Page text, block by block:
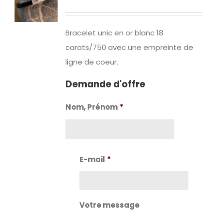
Bracelet unic en or blanc 18
carats/750 avec une empreinte de
ligne de coeur.
Demande d'offre
Nom, Prénom *
E-mail *
Votre message